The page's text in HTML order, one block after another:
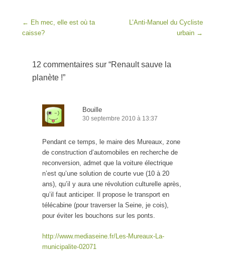
Post navigation
← Eh mec, elle est où ta
caisse?
L’Anti-Manuel du Cycliste
urbain →
12 commentaires sur “Renault sauve la
planète !”
Bouille
30 septembre 2010 à 13:37
Pendant ce temps, le maire des Mureaux, zone
de construction d’automobiles en recherche de
reconversion, admet que la voiture électrique
n’est qu’une solution de courte vue (10 à 20
ans), qu’il y aura une révolution culturelle après,
qu’il faut anticiper. Il propose le transport en
télécabine (pour traverser la Seine, je cois),
pour éviter les bouchons sur les ponts.
http://www.mediaseine.fr/Les-Mureaux-La-
municipalite-02071